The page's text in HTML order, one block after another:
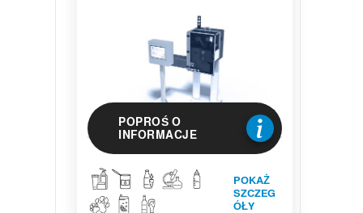
POPROŚ O
INFORMACJE
POKAŻ
SZCZEG
ÓŁY